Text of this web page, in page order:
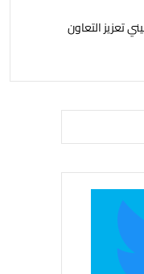
تعزيز التعاون